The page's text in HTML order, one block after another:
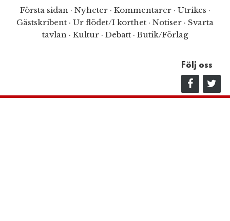
Första sidan· Nyheter· Kommentarer· Utrikes ·
Gästskribent · Ur flödet/I korthet · Notiser · Svarta
tavlan · Kultur · Debatt · Butik/Förlag
Följ oss